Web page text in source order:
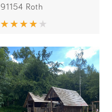
91154 Roth